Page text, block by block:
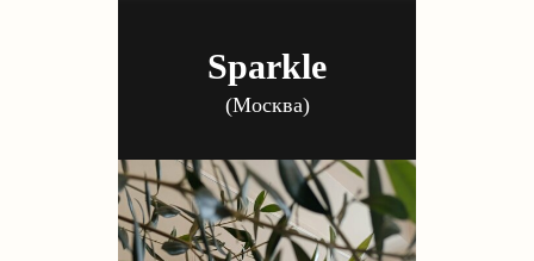
Sparkle
(Москва)